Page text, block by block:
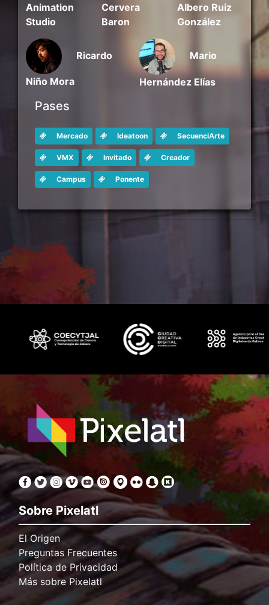
Animation
Studio
Cervera
Baron
Albero Ruiz
González
Ricardo
Niño Mora
Mario
Hernández Elías
Pases
Mercado Ideatoon SecuenciArte
VMX Invitado Creador
Campus Ponente
Sobre Pixelatl
El Origen
Preguntas Frecuentes
Política de Privacidad
Más sobre Pixelatl